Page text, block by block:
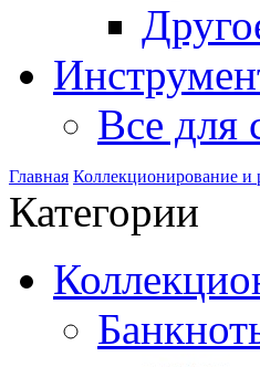
Все для
Главная Коллекционирование и
Категории